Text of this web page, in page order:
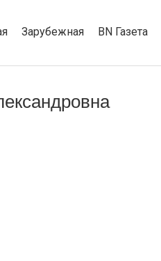
Зарубежная BN Газета